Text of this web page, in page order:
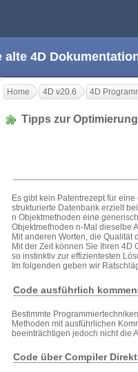
alte 4D
Home 4D v20.6 4D
Tipps zur Optimierung
Es gibt kein Patentrezept für
strukturierte Datenbank erzielt
n Objektmethoden eine
Objektmethoden n-Mal dieselbe
Mit anderen Worten, die
Mit der Zeit können Sie Ihren
so instinktiv zur effizientesten
Im folgenden geben wir
Code ausführlich
Bestimmte
Methoden mit ausführlichen
beeinträchtigen jedoch nicht die
Code über Compiler